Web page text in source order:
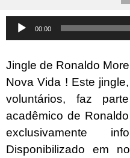
Tocador
00:00
Jingle de Ronaldo
Nova Vida ! Este
voluntários, faz
acadêmico de
exclusivamente
Disponibilizado em